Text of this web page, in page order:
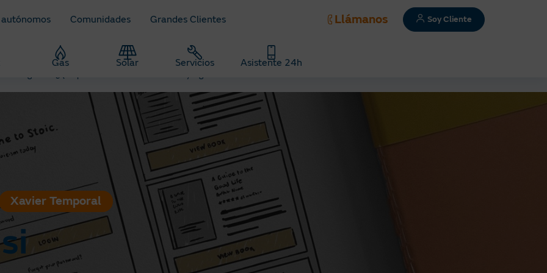
Comunidades Grandes Clientes Llámanos Soy Cliente
Gas Solar Servicios Asistente 24h
Xavier Temporal